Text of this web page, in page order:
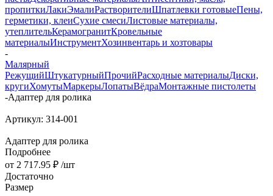
пропиткиЛакиЭмалиРастворителиШпатлевки готовыеПены,
герметики, клеиСухие смесиЛистовые материалы,
утеплительКерамогранитКровельные
материалыИнструментХозинвентарь и хозтовары
-
Малярный
РежущийШтукатурныйПрочийРасходные материалыДиски,
кругиХомутыМаркерыЛопатыВёдраМонтажные пистолеты
-Адаптер для ролика
Артикул: 314-001
Адаптер для ролика
Подробнее
от 2 717.95 ₽ /шт
Достаточно
Размер